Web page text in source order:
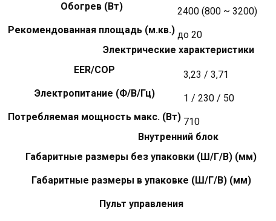
Обогрев (Вт)
2400 (800 ~ 3200)
Рекомендованная площадь (м.кв.) до 20
Электрические характеристики
EER/COP
3,23 / 3,71
Электропитание (Ф/В/Гц)
1 / 230 / 50
Потребляемая мощность макс. (Вт) 710
Внутренний блок
Габаритные размеры без упаковки (Ш/Г/В) (мм)
Габаритные размеры в упаковке (Ш/Г/В) (мм)
Пульт управления